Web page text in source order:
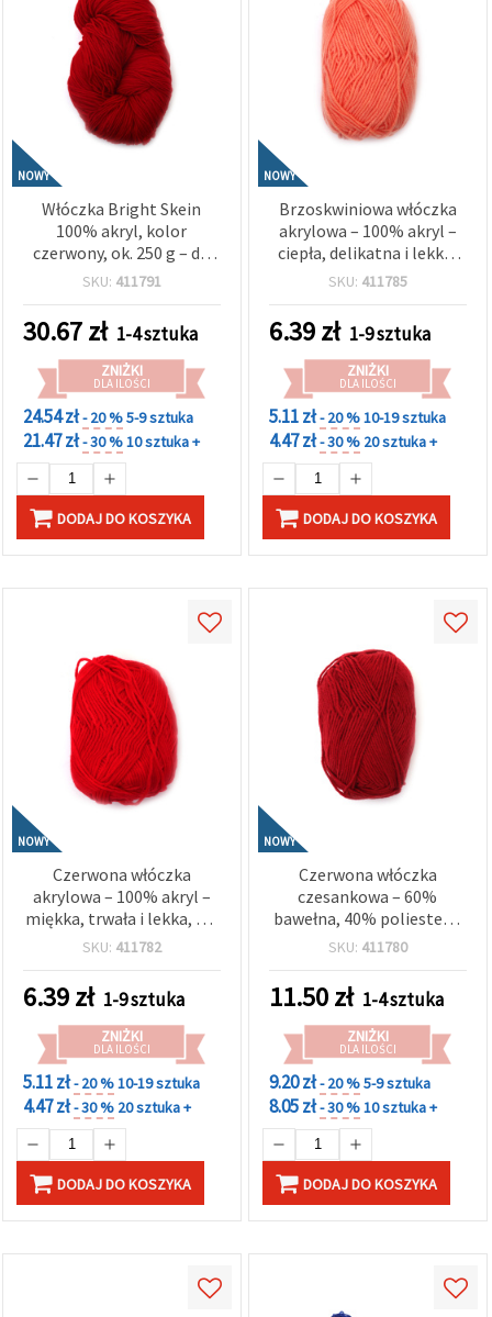
NOWY
Włóczka Bright Skein
100% akryl, kolor
czerwony, ok. 250 g – do
dziergania i rękodzieła DIY
SKU: 411791
30.67zł 1-4 sztuka
ZNIŻKI
DLA ILOŚCI
24.54 zł- 20 %5-9 sztuka
21.47 zł- 30 %10 sztuka +
DODAJ DO KOSZYKA
NOWY
Brzoskwiniowa włóczka
akrylowa – 100% akryl –
ciepła, delikatna i lekka,
ok. 50 g
SKU: 411785
6.39zł 1-9 sztuka
ZNIŻKI
DLA ILOŚCI
5.11 zł- 20 %10-19 sztuka
4.47 zł- 30 % 20 sztuka +
DODAJ DO KOSZYKA
NOWY
Czerwona włóczka
akrylowa – 100% akryl –
miękka, trwała i lekka, ok.
50 g
SKU: 411782
6.39zł 1-9 sztuka
ZNIŻKI
DLA ILOŚCI
5.11 zł- 20 %10-19 sztuka
4.47 zł- 30 % 20 sztuka +
DODAJ DO KOSZYKA
NOWY
Czerwona włóczka
czesankowa – 60%
bawełna, 40% poliester –
miękka, mocna i gładka –
SKU: 411780
11.50zł 1-4 sztuka
ZNIŻKI
DLA ILOŚCI
9.20 zł- 20 %5-9 sztuka
8.05 zł- 30 %10 sztuka +
DODAJ DO KOSZYKA